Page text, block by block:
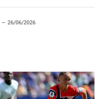
26/06/2026